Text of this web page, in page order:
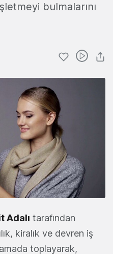
bulmalarını
Adalı tarafından
kiralık ve devren iş
toplayarak,